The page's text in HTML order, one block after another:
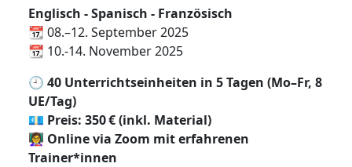
Englisch - Spanisch - Französisch
📆 08.–12. September 2025
📆 10.-14. November 2025
🕘 40 Unterrichtseinheiten in 5 Tagen (Mo–Fr, 8
UE/Tag)
💶 Preis: 350 € (inkl. Material)
👩‍🏫 Online via Zoom mit erfahrenen
Trainer*innen